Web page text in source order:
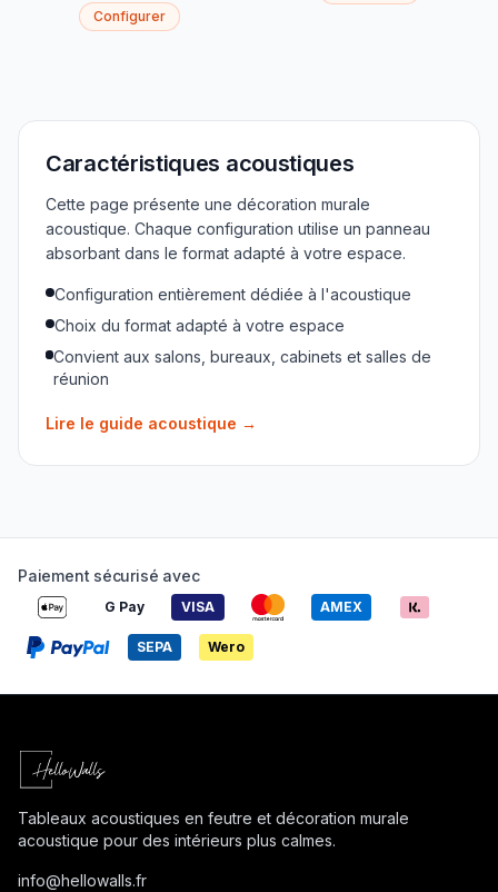
Configurer
Caractéristiques acoustiques
Cette page présente une décoration murale
acoustique. Chaque configuration utilise un panneau
absorbant dans le format adapté à votre espace.
Configuration entièrement dédiée à l'acoustique
Choix du format adapté à votre espace
Convient aux salons, bureaux, cabinets et salles de
réunion
Lire le guide acoustique →
Paiement sécurisé avec
G Pay VISA AMEX
SEPA Wero
Tableaux acoustiques en feutre et décoration murale
acoustique pour des intérieurs plus calmes.
info@hellowalls.fr